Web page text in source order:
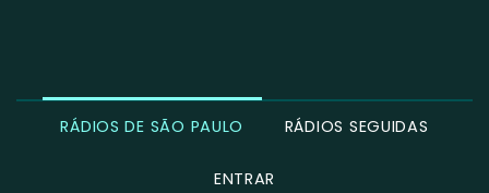
RÁDIOS DE SÃO PAULO RÁDIOS SEGUIDAS
ENTRAR